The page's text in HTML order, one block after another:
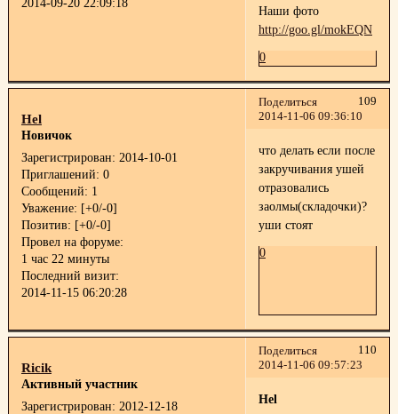
2014-09-20 22:09:18
Наши фото
http://goo.gl/mokEQN
0
Поделиться
109
2014-11-06 09:36:10
Hel
Новичок
Зарегистрирован: 2014-10-01
Приглашений: 0
Сообщений: 1
Уважение: [+0/-0]
Позитив: [+0/-0]
Провел на форуме:
1 час 22 минуты
Последний визит:
2014-11-15 06:20:28
что делать если после
закручивания ушей
отразовались
заолмы(складочки)?
уши стоят
0
Поделиться
110
2014-11-06 09:57:23
Ricik
Активный участник
Зарегистрирован: 2012-12-18
Hel